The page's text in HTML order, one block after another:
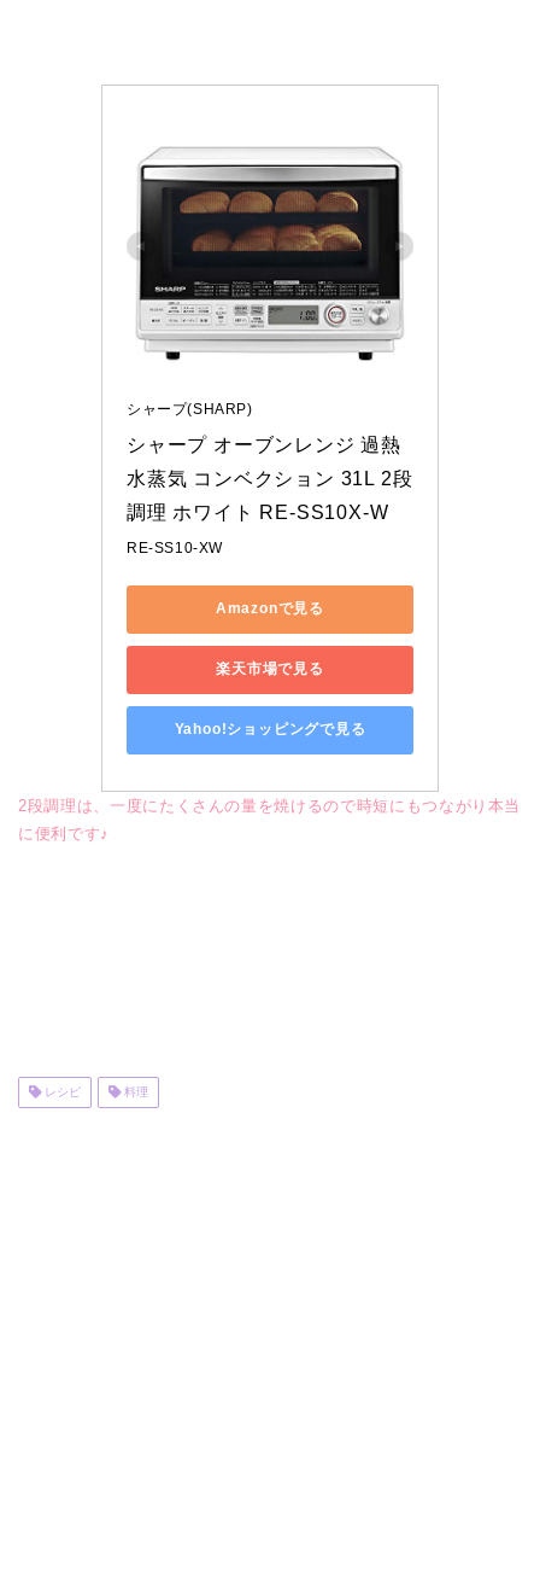
シャープ(SHARP)
シャープ オーブンレンジ 過熱
水蒸気 コンベクション 31L 2段
調理 ホワイト RE-SS10X-W
RE-SS10-XW
Amazonで見る
楽天市場で見る
Yahoo!ショッピングで見る
2段調理は、一度にたくさんの量を焼けるので時短にもつながり本当
に便利です♪
レシピ 料理